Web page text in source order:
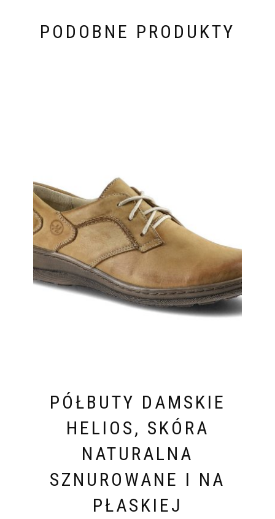
PODOBNE PRODUKTY
PÓŁBUTY DAMSKIE
HELIOS, SKÓRA
NATURALNA
SZNUROWANE I NA
PŁASKIEJ